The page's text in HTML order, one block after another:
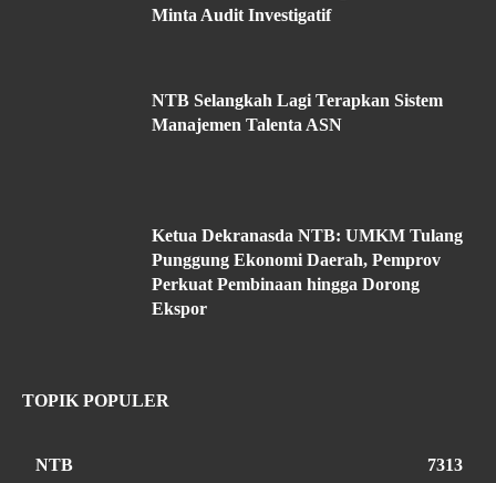
Minta Audit Investigatif
NTB Selangkah Lagi Terapkan Sistem
Manajemen Talenta ASN
Ketua Dekranasda NTB: UMKM Tulang
Punggung Ekonomi Daerah, Pemprov
Perkuat Pembinaan hingga Dorong
Ekspor
TOPIK POPULER
NTB 7313